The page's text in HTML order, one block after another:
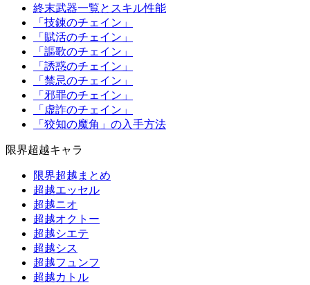
終末武器一覧とスキル性能
「技錬のチェイン」
「賦活のチェイン」
「謳歌のチェイン」
「誘惑のチェイン」
「禁忌のチェイン」
「邪罪のチェイン」
「虚詐のチェイン」
「狡知の魔角」の入手方法
限界超越キャラ
限界超越まとめ
超越エッセル
超越ニオ
超越オクトー
超越シエテ
超越シス
超越フュンフ
超越カトル